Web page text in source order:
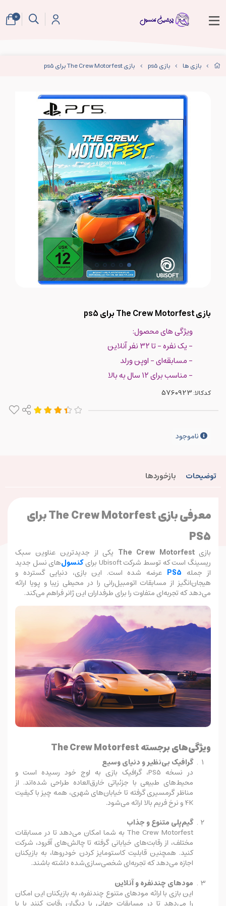
بازی ها بازی ps5 بازی The Crew Motorfest برای ps5
بازی The Crew Motorfest برای ps5
ویژگی های محصول:
- یک نفره - تا ۳۲ نفر آنلاین
- مسابقه‌ای - اوپن ورلد
- مناسب برای ۱۲ سال به بالا
کدکالا:
ناموجود
توضیحات بازخوردها
معرفی بازی The Crew Motorfest برای
PS5
بازیThe Crew Motorfest یکی از جدیدترین عناوین سبک
ریسینگ است که توسط شرکت Ubisoft برای
کنسول‌های نسل جدید
از جمله PS5 عرضه شده است. این بازی، دنیایی گسترده و
هیجان‌انگیز از مسابقات اتومبیل‌رانی را در محیطی زیبا و پویا ارائه
می‌دهد که تجربه‌ای متفاوت را برای طرفداران این ژانر فراهم می‌کند.
ویژگی‌های برجسته The Crew Motorfest
گرافیک بی‌نظیر و دنیای وسیع
در نسخه PS5، گرافیک بازی به اوج خود رسیده است و
محیط‌های طبیعی با جزئیاتی خارق‌العاده طراحی شده‌اند. از
مناظر گرمسیری گرفته تا خیابان‌های شهری، همه چیز با کیفیت
4K و نرخ فریم بالا ارائه می‌شود.
گیم‌پلی متنوع و جذاب
The Crew Motorfest به شما امکان می‌دهد تا در مسابقات
مختلف، از رقابت‌های خیابانی گرفته تا چالش‌های آفرود، شرکت
کنید. همچنین قابلیت کاستومایز کردن خودروها، به بازیکنان
اجازه می‌دهد که تجربه‌ای شخصی‌سازی‌شده داشته باشند.
مودهای چندنفره و آنلاین
این بازی با ارائه مودهای متنوع چندنفره، به بازیکنان این امکان
را می‌دهد تا در مسابقات جهانی با دیگران رقابت کنند یا با
0